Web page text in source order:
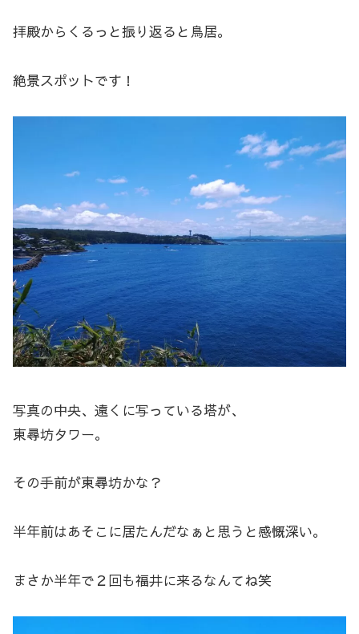
拝殿からくるっと振り返ると鳥居。
絶景スポットです！
写真の中央、遠くに写っている塔が、
東尋坊タワー。
その手前が東尋坊かな？
半年前はあそこに居たんだなぁと思うと感慨深い。
まさか半年で２回も福井に来るなんてね笑